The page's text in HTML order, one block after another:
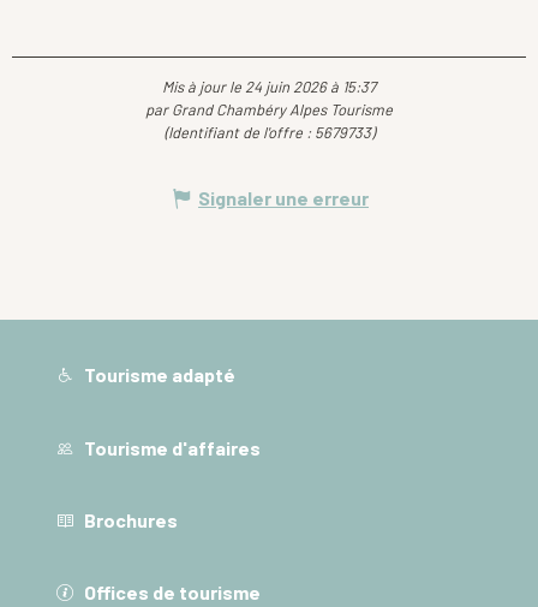
Mis à jour le 24 juin 2026 à 15:37
par Grand Chambéry Alpes Tourisme
(Identifiant de l'offre : 5679733)
Signaler une erreur
Tourisme adapté
Tourisme d'affaires
Brochures
Offices de tourisme